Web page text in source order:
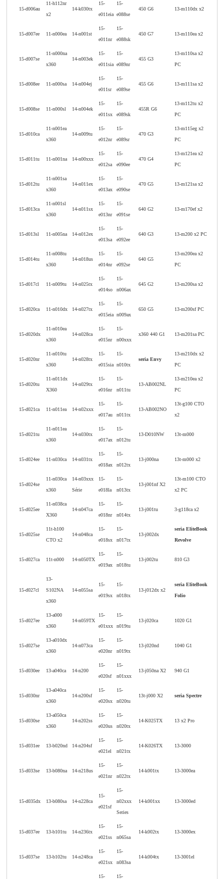
15-d006au
11-h112nr
x2
14-k030tx
15-
e011eia
15-
e088se
450 G6 13-m110dx x2
15-d007ee 11-n000ea 14-n001st
15-
e011nr
15-
e088sk
450 G7 13-m110ea x2
15-d007se
11-n000na
x360
14-n003ek
15-
e011sia
15-
e089nr
455 G3
13-m110sa x2
PC
15-d008ee 11-n000sa 14-n004ej
15-
e011sr
15-
e089se
455 G6 13-m111sa x2
15-d008se 11-n000sl 14-n004ek
15-
e011sx
15-
e089sk
455R G6
13-m112tu x2
PC
15-d010ca
11-n001ea
x360
14-n009tu
15-
e012nr
15-
e089sr
470 G3
13-m115eg x2
PC
15-d011tu 11-n001na 14-n00xxx
15-
e012sa
15-
e090ee
470 G4
13-m121ea x2
PC
15-d012tu
11-n001sa
x360
14-n011ex
15-
e013ax
15-
e090se
470 G5 13-m121sa x2
15-d013ca
11-n001sl
x360
14-n011sx
15-
e013nr
15-
e091se
640 G2 13-m170ef x2
15-d013sl 11-n005na 14-n012ex
15-
e013sa
15-
e092ee
640 G3 13-m200 x2 PC
15-d014tu
11-n008tu
x360
14-n018us
15-
e014nr
15-
e092se
640 G5
13-m200ea x2
PC
15-d017cl 11-n009tu 14-n025tx
15-
e014so
15-
n006ax
645 G2 13-m200sa x2
15-d020ca 11-n010dx 14-n027tx
15-
e015eia
15-
n009ax
650 G5 13-m200sf PC
15-d020dx
11-n010ea
x360
14-n028ca
15-
e015nr
15-
n00xxx
x360 440 G1 13-m201sa PC
15-d020nr
11-n010tu
x360
14-n028tx
15-
e015sia
15-
n010tx
seria Envy
13-m210dx x2
PC
15-d020tu
11-n011dx
X360
14-n029tx
15-
e016nr
15-
n011tu
13-AB002NL
13-m210ea x2
PC
15-d021ca 11-n011ea 14-n02xxx
15-
e017au
15-
n011tx
13-AB002NO
13t-g100 CTO
x2
15-d021tu
11-n011ea
x360
14-n030tx
15-
e017ax
15-
n012tu
13-D010NW 13t-m000
15-d024ee 11-n030ca 14-n031tx
15-
e018ax
15-
n012tx
13-j000na 13t-m000 x2
15-d024se
11-n030ca
x360
14-n03xxx
Série
15-
e018la
15-
n013tx
13-j001nf X2
13t-m100 CTO
x2 PC
15-d025ee
11-n038ca
X360
14-n047ca
15-
e018nr
15-
n014tx
13-j001tu 3-g118ca x2
15-d025se
11t-h100
CTO x2
14-n048ca
15-
e018sx
15-
n017tx
13-j002dx
seria EliteBook
Revolve
15-d027ca 11t-n000 14-n050TX
15-
e019ax
15-
n018tu
13-j002tu 810 G3
15-d027cl
13-
S102NA
x360
14-n055sa
15-
e019sx
15-
n018tx
13-j012dx x2
seria EliteBook
Folio
15-d027ee
13-a000
x360
14-n059TX
15-
e01xxx
15-
n019tu
13-j020ca 1020 G1
15-d027se
13-a010dx
x360
14-n073ca
15-
e020nr
15-
n019tx
13-j020nd 1040 G1
15-d030ee 13-a040ca 14-n200
15-
e020sf
15-
n01xxx
13-j050na X2 940 G1
15-d030nr
13-a040ca
x360
14-n200sf
15-
e020sx
15-
n020tu
13t-j000 X2 seria Spectre
15-d030se
13-a050ca
x360
14-n202ss
15-
e020us
15-
n020tx
14-K025TX 13 x2 Pro
15-d031ee 13-b020nd 14-n204sf
15-
e021el
15-
n021tx
14-K026TX 13-3000
15-d033se 13-b080na 14-n218us
15-
e021nr
15-
n022tx
14-k001tx 13-3000ea
15-d035dx 13-b080sa 14-n228ca
15-
e021sf
15-
n02xxx
Series
14-k001xx 13-3000ed
15-d037ee 13-b101tu 14-n236tx
15-
e021ss
15-
n065sa
14-k002tx 13-3000ex
15-d037se 13-b102tu 14-n248ca
15-
e021sx
15-
n083sa
14-k004tx 13-3001el
15-
15-